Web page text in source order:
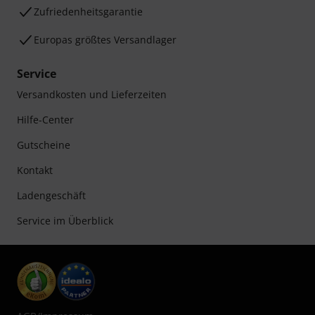
Zufriedenheitsgarantie
Europas größtes Versandlager
Service
Versandkosten und Lieferzeiten
Hilfe-Center
Gutscheine
Kontakt
Ladengeschäft
Service im Überblick